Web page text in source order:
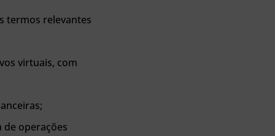
termos relevantes
virtuais, com
operações